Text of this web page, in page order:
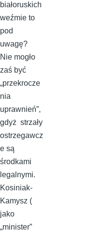
białoruskich
weźmie to
pod
uwagę?
Nie mogło
zaś być
„przekrocze
nia
uprawnień”,
gdyż strzały
ostrzegawcz
e są
środkami
legalnymi.
Kosiniak-
Kamysz (
jako
„minister”